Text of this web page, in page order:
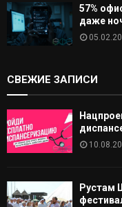
57%
даже
СВЕЖИЕ ЗАПИСИ
Рустам